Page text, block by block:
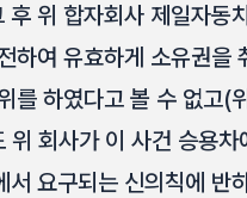
위 합자회사 제일자동
하여 유효하게 소유권을
를 하였다고 볼 수 없고(
회사가 이 사건 승용
요구되는 신의칙에 반